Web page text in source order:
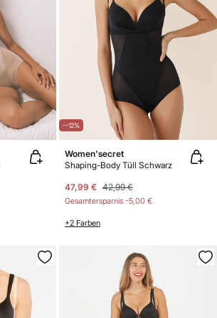
--12%
Women'secret
Shaping-Body Tüll Schwarz
47,99 € 42,99 €
Gesamtersparnis -5,00 €
+2 Farben